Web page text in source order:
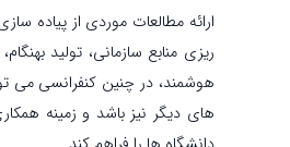
ارائه مطالعات موردی از پیاده
ریزی منابع سازمانی، تولید
هوشمند، در چنین کنفرانسی می
های دیگر نیز باشد و زمینه